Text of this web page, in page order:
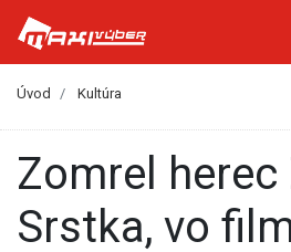
Úvod Kultúra
Zomrel herec Zdeněk
Srstka, vo